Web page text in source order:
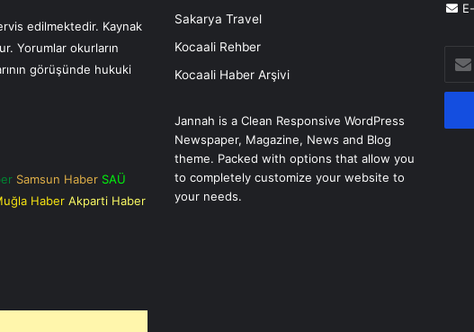
edilmektedir. Kaynak
Yorumlar okurların
görüşünde hukuki
Samsun Haber SAÜ
Haber Akparti Haber
Sakarya Travel
Kocaali Rehber
Kocaali Haber Arşivi
Jannah is a Clean Responsive WordPress
Newspaper, Magazine, News and Blog
theme. Packed with options that allow you
to completely customize your website to
your needs.
Posta